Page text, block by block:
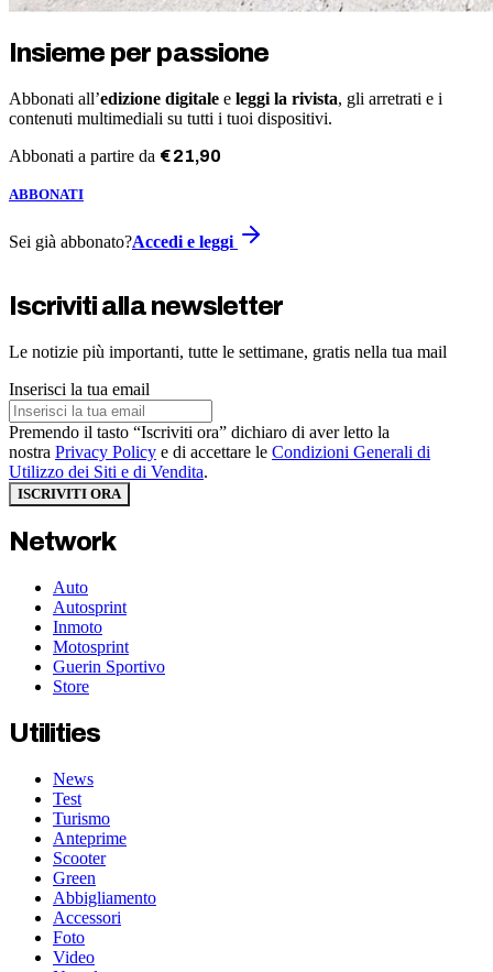
Insieme per passione
Abbonati all’edizione digitale e leggi la rivista, gli arretrati e i
contenuti multimediali su tutti i tuoi dispositivi.
Abbonati a partire da €21,90
ABBONATI
Sei già abbonato?Accedi e leggi
Iscriviti alla newsletter
Le notizie più importanti, tutte le settimane, gratis nella tua mail
Inserisci la tua email
Premendo il tasto “Iscriviti ora” dichiaro di aver letto la
nostra Privacy Policy e di accettare le Condizioni Generali di
Utilizzo dei Siti e di Vendita.
ISCRIVITI ORA
Network
Auto
Autosprint
Inmoto
Motosprint
Guerin Sportivo
Store
Utilities
News
Test
Turismo
Anteprime
Scooter
Green
Abbigliamento
Accessori
Foto
Video